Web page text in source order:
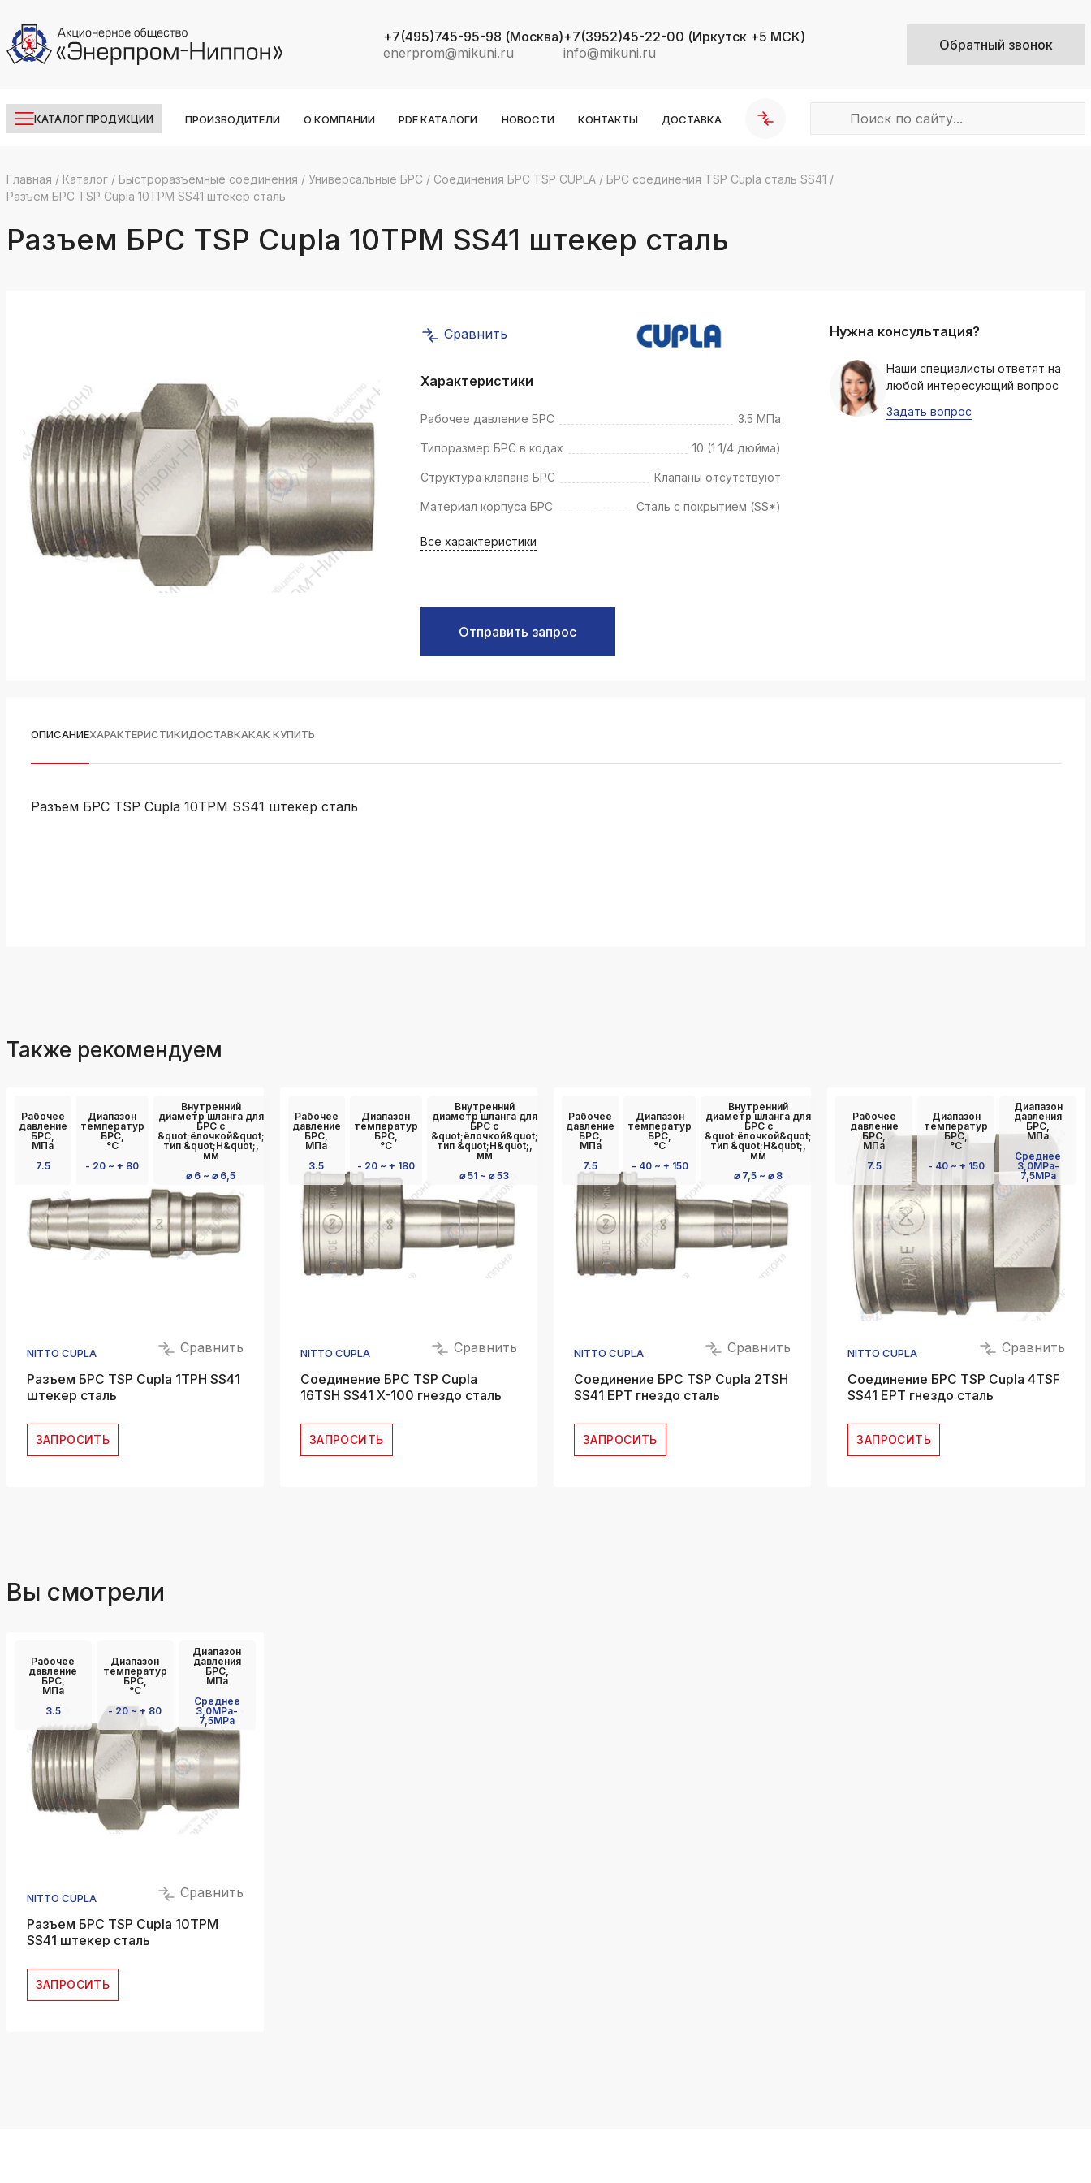
+7(495)745-95-98 (Москва)
enerprom@mikuni.ru
+7(3952)45-22-00 (Иркутск +5 МСК)
info@mikuni.ru
Обратный звонок
КАТАЛОГ ПРОДУКЦИИ ПРОИЗВОДИТЕЛИ О КОМПАНИИ PDF КАТАЛОГИ НОВОСТИ КОНТАКТЫ ДОСТАВКА
k
k
ksldkfjsdlfkjsls;ldfkgjsdl;kfkфыва
k
ksldkfjsdlfkjsls;ldfkgjsdl;kfkфыва
k
ksldkfjsdlfkjsls;ldfkgjsdl;kfkфыва
k
ksldkfjsdlfkjsls;ldfkgjsdl;kfkфыва
k
ksldkfjsdlfkjsls;ldfkgjsdl;kfkфыва
k
k
ksldkfjsdlfkjsls;ldfkgjsdl;kfkфыва
k
ksldkfjsdlfkjsls;ldfkgjsdl;kfkфыва
k
k
ksldkfjsdlfkjsls;ldfkgjsdl;kfkфыва
k
ksldkfjsdlfkjsls;ldfkgjsdl;kfkфыва
k
Главная / Каталог/ Быстроразъемные соединения / Универсальные БРС / Соединения БРС TSP CUPLA/ БРС соединения TSP Cupla сталь SS41 /
Разъем БРС TSP Cupla 10TPM SS41 штекер сталь
Разъем БРС TSP Cupla 10TPM SS41 штекер сталь
Сравнить
Характеристики
Рабочее давление БРС 3.5 МПа
Типоразмер БРС в кодах 10 (1 1/4 дюйма)
Структура клапана БРС Клапаны отсутствуют
Материал корпуса БРС Сталь с покрытием (SS*)
Все характеристики
Отправить запрос
Нужна консультация?
Наши специалисты ответят на
любой интересующий вопрос
Задать вопрос
ОПИСАНИЕХАРАКТЕРИСТИКИДОСТАВКАКАК КУПИТЬ
Разъем БРС TSP Cupla 10TPM SS41 штекер сталь
Также рекомендуем
Рабочее
давление
БРС,
МПа
7.5
Диапазон
температур
БРС,
°C
- 20 ~ + 80
Внутренний
диаметр шланга для
БРС с
&quot;ёлочкой&quot;
тип &quot;Н&quot;,
мм
⌀ 6 ~ ⌀ 6,5
NITTO CUPLA
Сравнить
Разъем БРС TSP Cupla 1TPH SS41
штекер сталь
ЗАПРОСИТЬ
Рабочее
давление
БРС,
МПа
3.5
Диапазон
температур
БРС,
°C
- 20 ~ + 180
Внутренний
диаметр шланга для
БРС с
&quot;ёлочкой&quot;
тип &quot;Н&quot;,
мм
⌀ 51 ~ ⌀ 53
NITTO CUPLA
Сравнить
Соединение БРС TSP Cupla
16TSH SS41 X-100 гнездо сталь
ЗАПРОСИТЬ
Рабочее
давление
БРС,
МПа
7.5
Диапазон
температур
БРС,
°C
- 40 ~ + 150
Внутренний
диаметр шланга для
БРС с
&quot;ёлочкой&quot;
тип &quot;Н&quot;,
мм
⌀ 7,5 ~ ⌀ 8
NITTO CUPLA
Сравнить
Соединение БРС TSP Cupla 2TSH
SS41 EPT гнездо сталь
ЗАПРОСИТЬ
Рабочее
давление
БРС,
МПа
7.5
Диапазон
температур
БРС,
°C
- 40 ~ + 150
Диапазон
давления
БРС,
МПа
Среднее
3,0MPa-
7,5MPa
NITTO CUPLA
Сравнить
Соединение БРС TSP Cupla 4TSF
SS41 EPT гнездо сталь
ЗАПРОСИТЬ
Вы смотрели
Рабочее
давление
БРС,
МПа
3.5
Диапазон
температур
БРС,
°C
- 20 ~ + 80
Диапазон
давления
БРС,
МПа
Среднее
3,0MPa-
7,5MPa
NITTO CUPLA
Сравнить
Разъем БРС TSP Cupla 10TPM
SS41 штекер сталь
ЗАПРОСИТЬ